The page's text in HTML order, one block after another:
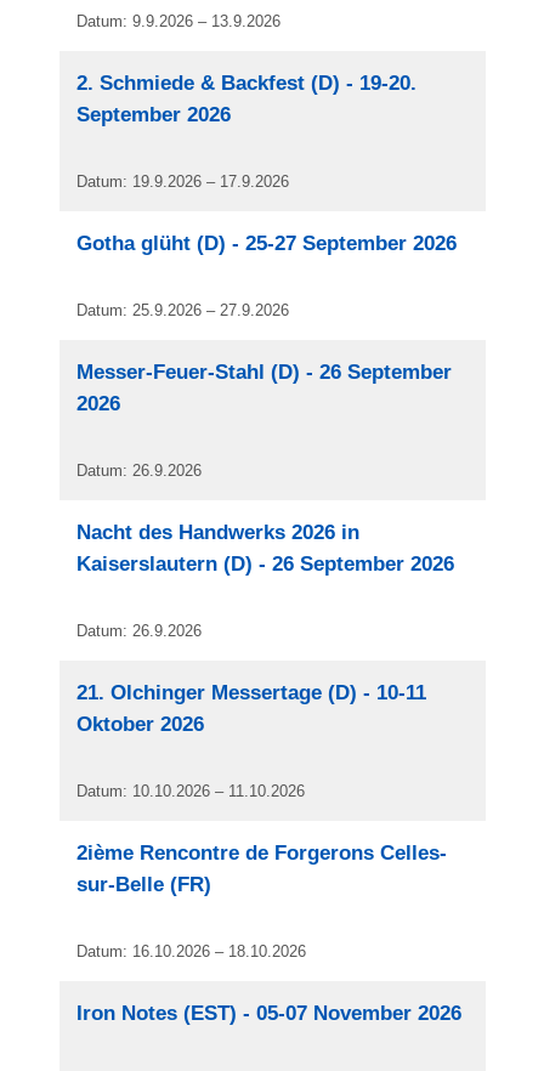
Datum: 9.9.2026 – 13.9.2026
2. Schmiede & Backfest (D) - 19-20.
September 2026
Datum: 19.9.2026 – 17.9.2026
Gotha glüht (D) - 25-27 September 2026
Datum: 25.9.2026 – 27.9.2026
Messer-Feuer-Stahl (D) - 26 September
2026
Datum: 26.9.2026
Nacht des Handwerks 2026 in
Kaiserslautern (D) - 26 September 2026
Datum: 26.9.2026
21. Olchinger Messertage (D) - 10-11
Oktober 2026
Datum: 10.10.2026 – 11.10.2026
2ième Rencontre de Forgerons Celles-
sur-Belle (FR)
Datum: 16.10.2026 – 18.10.2026
Iron Notes (EST) - 05-07 November 2026